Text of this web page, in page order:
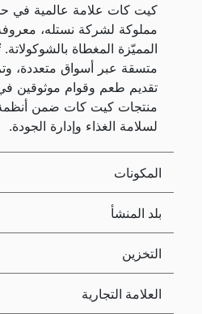
كيت كات علامة عالمية في
مملوكة لشركة نستله، معروفة
المميّزة المغطاة
متسقة عبر أسواق متعددة،
تقديم طعم وقوام موثوقين
منتجات كيت كات ضمن أنظمة
لسلامة الغذاء وإدارة الجودة.
المكونات
بلد المنشأ
التخزين
العلامة التجارية